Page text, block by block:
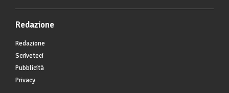
Redazione
Redazione
Scriveteci
Pubblicità
Privacy